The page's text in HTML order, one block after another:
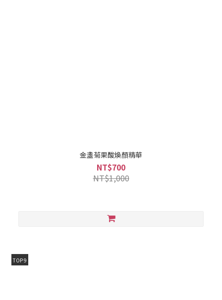
金盞菊果酸煥顏精華
NT$700
NT$1,000
TOP 9